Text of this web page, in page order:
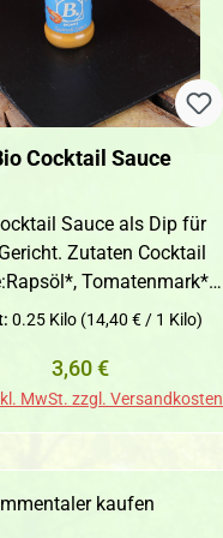
zuliebe retournieren.
Cocktail Sauce
Sauce als Dip für
Zutaten Cocktail
Tomatenmark*,
Weißweinessig*,
Maisstärke*, Senf*
Senfsaat*,
Rotwein,
0.25 Kilo (14,40 € / 1 Kilo)
Regulärer Preis:
3,60 €
MwSt. zzgl. Versandkosten